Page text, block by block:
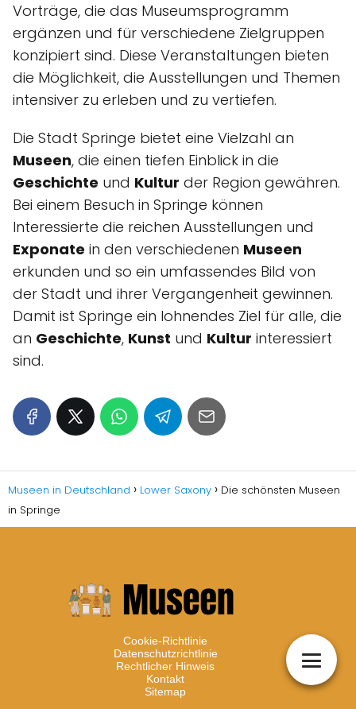
Vorträge, die das Museumsprogramm
ergänzen und für verschiedene Zielgruppen
konzipiert sind. Diese Veranstaltungen bieten
die Möglichkeit, die Ausstellungen und Themen
intensiver zu erleben und zu vertiefen.
Die Stadt Springe bietet eine Vielzahl an
Museen, die einen tiefen Einblick in die
Geschichte und Kultur der Region gewähren.
Bei einem Besuch in Springe können
Interessierte die reichen Ausstellungen und
Exponate in den verschiedenen Museen
erkunden und so ein umfassendes Bild von
der Stadt und ihrer Vergangenheit gewinnen.
Damit ist Springe ein lohnendes Ziel für alle, die
an Geschichte, Kunst und Kultur interessiert
sind.
Museen in Deutschland Lower Saxony
Die schönsten Museen
in Springe
Cookie-Richtlinie
Datenschutzrichtlinie
Rechtlicher Hinweis
Kontakt
Sitemap